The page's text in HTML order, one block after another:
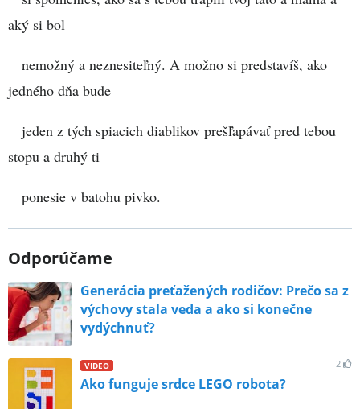
aký si bol
nemožný a neznesiteľný. A možno si predstavíš, ako
jedného dňa bude
jeden z tých spiacich diablikov prešľapávať pred tebou
stopu a druhý ti
ponesie v batohu pivko.
Odporúčame
Generácia preťažených rodičov: Prečo sa z
výchovy stala veda a ako si konečne
vydýchnuť?
VIDEO 2
Ako funguje srdce LEGO robota?